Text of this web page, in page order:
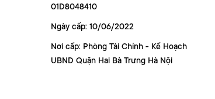
01D8048410
Ngày cấp: 10/06/2022
Nơi cấp: Phòng Tài Chính - Kế Hoạch
UBND Quận Hai Bà Trưng Hà Nội